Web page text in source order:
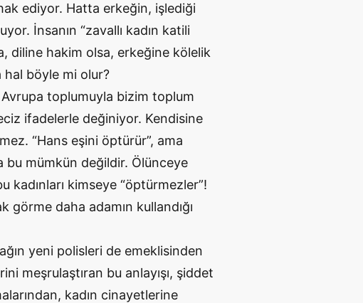
ediyor. Hatta erkeğin, işlediği
İnsanın “zavallı kadın katili
diline hakim olsa, erkeğine kölelik
hal böyle mi olur?
toplumuyla bizim toplum
ifadelerle değiniyor. Kendisine
“Hans eşini öptürür”, ama
bu mümkün değildir. Ölünceye
kadınları kimseye “öptürmezler”!
görme daha adamın kullandığı
yeni polisleri de emeklisinden
meşrulaştıran bu anlayışı, şiddet
kadın cinayetlerine